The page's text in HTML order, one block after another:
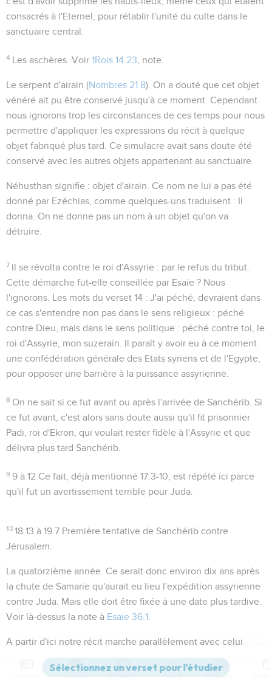
consacrés à l'Eternel, pour rétablir l'unité du culte dans le
sanctuaire central.
4 Les aschères . Voir1Rois 14.23 , note.
Le serpent d'airain (Nombres 21.8). On a douté que cet objet
vénéré ait pu être conservé jusqu'à ce moment. Cependant
nous ignorons trop les circonstances de ces temps pour nous
permettre d'appliquer les expressions du récit à quelque
objet fabriqué plus tard. Ce simulacre avait sans doute été
conservé avec les autres objets appartenant au sanctuaire.
Néhusthan signifie : objet d'airain . Ce nom ne lui a pas été
donné par Ezéchias, comme quelques-uns traduisent : Il
donna . On ne donne pas un nom à un objet qu'on va
détruire.
7 Il se révolta contre le roi d'Assyrie : par le refus du tribut.
Cette démarche fut-elle conseillée par Esaïe ? Nous
l'ignorons. Les mots du verset 14 : J'ai péché , devraient dans
ce cas s'entendre non pas dans le sens religieux : péché
contre Dieu , mais dans le sens politique : péché contre toi, le
roi d'Assyrie, mon suzerain . Il paraît y avoir eu à ce moment
une confédération générale des Etats syriens et de l'Egypte,
pour opposer une barrière à la puissance assyrienne.
8 On ne sait si ce fut avant ou après l'arrivée de Sanchérib. Si
ce fut avant, c'est alors sans doute aussi qu'il fit prisonnier
Padi, roi d'Ekron, qui voulait rester fidèle à l'Assyrie et que
délivra plus tard Sanchérib.
9 9 à 12 Ce fait, déjà mentionné17.3-10 , est répété ici parce
qu'il fut un avertissement terrible pour Juda.
13 18.13 à 19.7 Première tentative de Sanchérib contre
Jérusalem.
La quatorzième année . Ce serait donc environ dix ans après
la chute de Samarie qu'aurait eu lieu l'expédition assyrienne
contre Juda. Mais elle doit être fixée à une date plus tardive.
Voir là-dessus la note à Esaïe 36.1
A partir d'ici notre récit marche parallèlement avec celui
Esaïe 36.1et suivants ; seulement Esaïe ne mentionne pas
la soumission partielle d'Ezéchias et le tribut (versets 14 à 16)
Versions Commentaires Strong